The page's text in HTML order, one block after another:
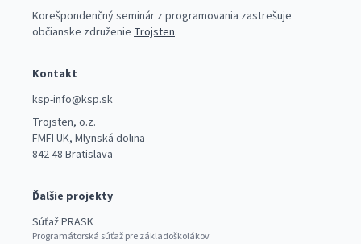
Korešpondenčný seminár z programovania zastrešuje
občianske združenie Trojsten.
Kontakt
ksp-info@ksp.sk
Trojsten, o.z.
FMFI UK, Mlynská dolina
842 48 Bratislava
Ďalšie projekty
Súťaž PRASK
Programátorská súťaž pre základoškolákov